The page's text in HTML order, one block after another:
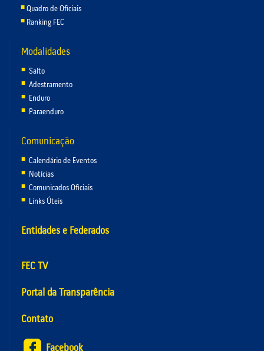
Quadro de Oficiais
Ranking FEC
Modalidades
Salto
Adestramento
Enduro
Paraenduro
Comunicação
Calendário de Eventos
Notícias
Comunicados Oficiais
Links Úteis
Entidades e Federados
FEC TV
Portal da Transparência
Contato
Facebook